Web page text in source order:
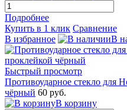
Подробнее
Купить в 1 клик Сравнение
В избранное
В
Быстрый просмотр
Противоударное стекло для
чёрный 60 руб.
В корзину